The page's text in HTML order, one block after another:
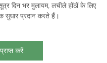
दिन भर मुलायम, लचीले होंठों के लिए
प्रदान करते हैं।
करें